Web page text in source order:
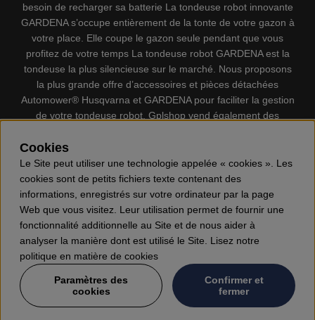
besoin de recharger sa batterie La tondeuse robot innovante
GARDENA s’occupe entièrement de la tonte de votre gazon à
votre place. Elle coupe le gazon seule pendant que vous
profitez de votre temps La tondeuse robot GARDENA est la
tondeuse la plus silencieuse sur le marché. Nous proposons
la plus grande offre d’accessoires et pièces détachées
Automower® Husqvarna et GARDENA pour faciliter la gestion
de votre tondeuse robot. Gplshop vend également des
individuel, Coupe-bordures, Débroussailleuses, Taille haies,
Motoculteurs, Souffleur, Souffleuses à neige, Nettoyeurs
haute pression, Aspirateur, Découpeuses, Haches, Outils
forestiers, Lubrifiants, Carburants, Jouets ETC.
Cookies
Le Site peut utiliser une technologie appelée « cookies ». Les
cookies sont de petits fichiers texte contenant des
informations, enregistrés sur votre ordinateur par la page
Web que vous visitez. Leur utilisation permet de fournir une
fonctionnalité additionnelle au Site et de nous aider à
analyser la manière dont est utilisé le Site. Lisez notre
politique en matière de cookies
Paramètres des
cookies
Confirmer et
fermer